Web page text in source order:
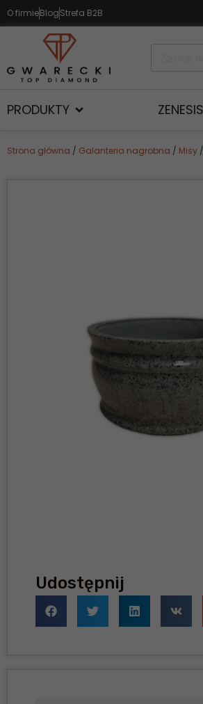
O firmieBlogStrefa B2B
PRODUKTY ZENESIS
Strona główna / Galanteria nagrobna / Misy /
Udostępnij